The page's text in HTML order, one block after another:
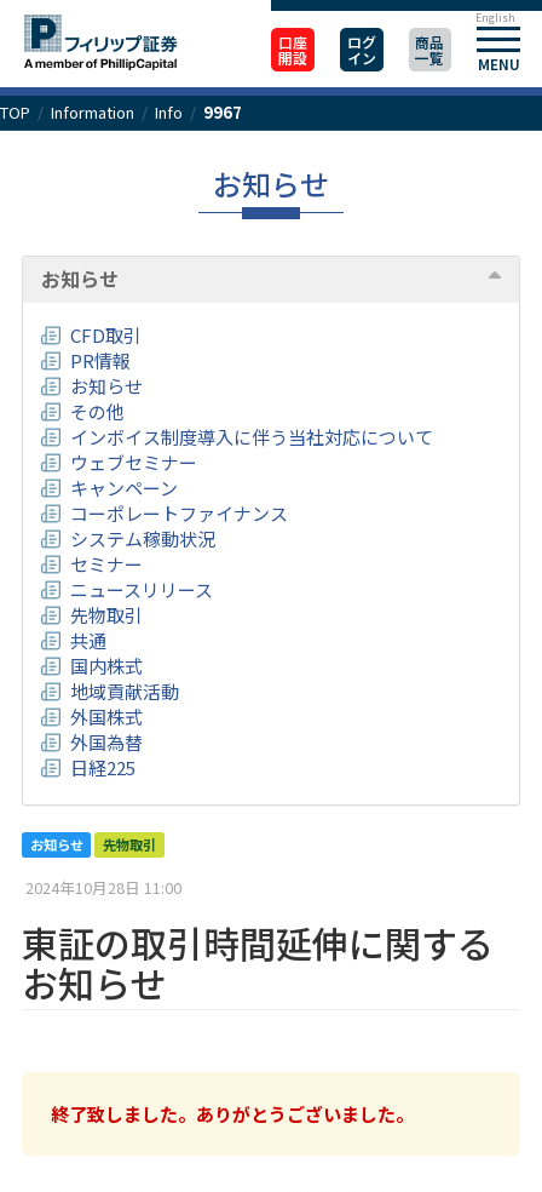
口座
開設
ログ
イン
商品
一覧 MENU
English
TOP / Information / Info / 9967
お知らせ
お知らせ
CFD取引
PR情報
お知らせ
その他
インボイス制度導入に伴う当社対応について
ウェブセミナー
キャンペーン
コーポレートファイナンス
システム稼動状況
セミナー
ニュースリリース
先物取引
共通
国内株式
地域貢献活動
外国株式
外国為替
日経225
お知らせ 先物取引
2024年10月28日 11:00
東証の取引時間延伸に関する
お知らせ
終了致しました。ありがとうございました。